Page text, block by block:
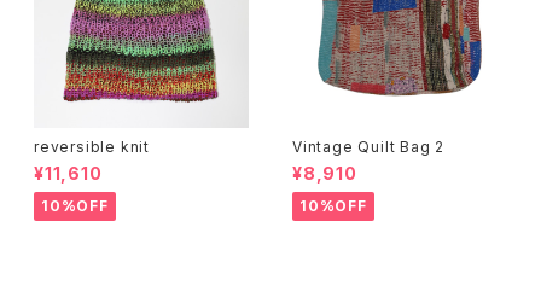
reversible knit
¥11,610
10%OFF
Vintage Quilt Bag 2
¥8,910
10%OFF